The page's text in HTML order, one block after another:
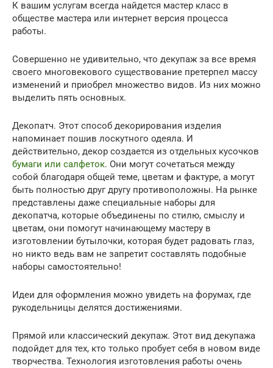
К вашим услугам всегда найдется мастер класс в
обществе мастера или интернет версия процесса
работы.
Совершенно не удивительно, что декупаж за все время
своего многовекового существование претерпел массу
изменений и приобрел множество видов. Из них можно
выделить пять основных.
Декопатч. Этот способ декорирования изделия
напоминает пошив лоскутного одеяла. И
действительно, декор создается из отдельных кусочков
бумаги или салфеток. Они могут сочетаться между
собой благодаря общей теме, цветам и фактуре, а могут
быть полностью друг другу противоположны. На рынке
представлены даже специальные наборы для
декопатча, которые объединены по стилю, смыслу и
цветам, они помогут начинающему мастеру в
изготовлении бутылочки, которая будет радовать глаз,
но никто ведь вам не запретит составлять подобные
наборы самостоятельно!
Идеи для оформления можно увидеть на форумах, где
рукодельницы делятся достижениями.
Прямой или классический декупаж. Этот вид декупажа
подойдет для тех, кто только пробует себя в новом виде
творчества. Технология изготовления работы очень